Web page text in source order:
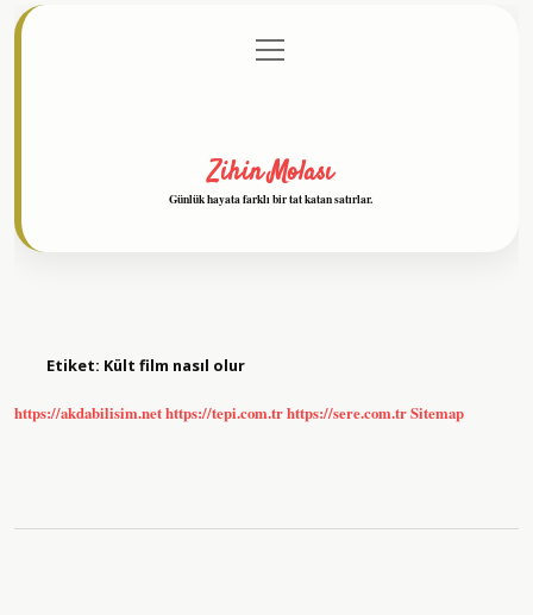
Gizlilik Politikası
menüyü
aç
Zihin Molası
Günlük hayata farklı bir tat katan satırlar.
Etiket: Kült film nasıl olur
https://akdabilisim.nethttps://tepi.com.trhttps://sere.com.trSitemap